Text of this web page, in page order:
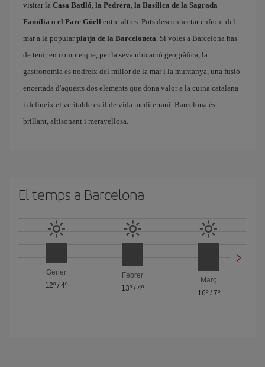
visitar la Casa Batlló, la Pedrera, la Basílica de la Sagrada
Família o el Parc Güell entre altres. Pots desconnectar enfront del
mar a la popular platja de la Barceloneta. Si voles a Barcelona has
de tenir en compte que, per la seva ubicació geogràfica, la
gastronomia es nodreix del millor de la mar i la muntanya, una fusió
encertada d'aquests dos elements que dona valor a la cuina catalana
i defineix el veritable estil de vida mediterrani. Barcelona és
brillant, altisonant i meravellosa.
El temps a Barcelona
Gener
12º/4º
Febrer
13º / 4º
Març
16º/ 7º